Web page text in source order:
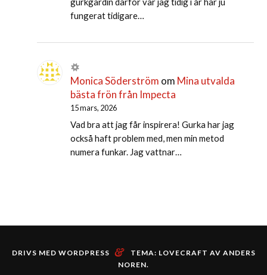
fungerat tidigare…
Monica Söderström om Mina utvalda
bästa frön från Impecta
15 mars, 2026
Vad bra att jag får inspirera! Gurka har jag
också haft problem med, men min metod
numera funkar. Jag vattnar…
DRIVS MED WORDPRESS & TEMA: LOVECRAFT AV ANDERS
NOREN.